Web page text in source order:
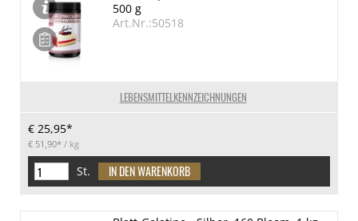
LEBENSMITTELKENNZEICHNUNGEN
500 g
Art.Nr.:50518
€ 25,95*
€ 51,90* / kg
St.